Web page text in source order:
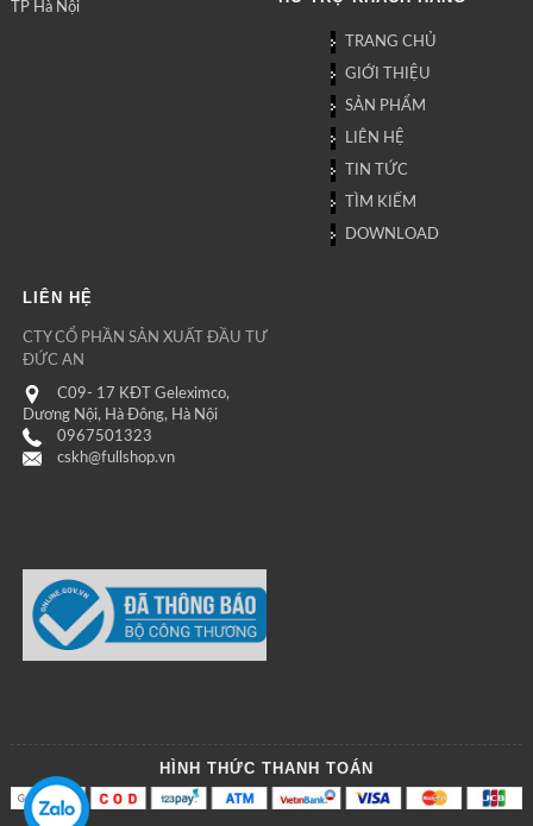
TP Hà Nội
TRANG CHỦ
GIỚI THIỆU
SẢN PHẨM
LIÊN HỆ
TIN TỨC
TÌM KIẾM
DOWNLOAD
LIÊN HỆ
CTY CỔ PHẦN SẢN XUẤT ĐẦU TƯ
ĐỨC AN
C09- 17 KĐT Geleximco,
Dương Nội, Hà Đông, Hà Nội
0967501323
cskh@fullshop.vn
HÌNH THỨC THANH TOÁN